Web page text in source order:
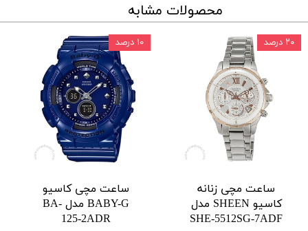
محصولات مشابه
ساعت مچی زنانه
کاسیو SHEEN مدل
SHE-5512SG-7ADF
۲۰ درصد
ساعت مچی کاسیو
BABY-G مدل BA-
125-2ADR
۱۰ درصد